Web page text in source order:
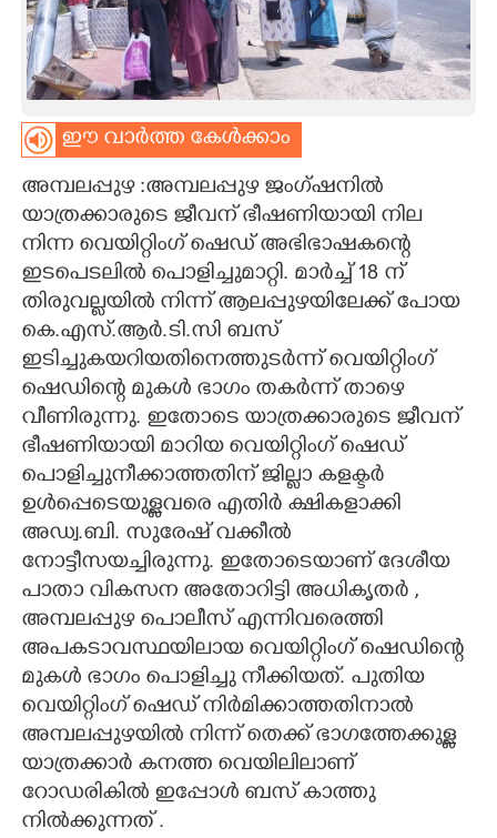
ART
ASTRO
CARTOONS
LITERATURE
ZOOM
CONTACT US
ഈ വാർത്ത കേൾക്കാം
അമ്പലപ്പുഴ :അമ്പലപ്പുഴ ജംഗ്ഷനിൽ
യാത്രക്കാരുടെ ജീവന് ഭീഷണിയായി നില
നിന്ന വെയിറ്റിംഗ് ഷെഡ് അഭിഭാഷകന്റെ
ഇടപെടലിൽ പൊളിച്ചുമാറ്റി. മാർച്ച് 18 ന്
തിരുവല്ലയിൽ നിന്ന് ആലപ്പുഴയിലേക്ക് പോയ
കെ.എസ്.ആർ.ടി.സി ബസ്
ഇടിച്ചുകയറിയതിനെത്തുടർന്ന് വെയിറ്റിംഗ്
ഷെഡിന്റെ മുകൾ ഭാഗം തകർന്ന് താഴെ
വീണിരുന്നു. ഇതോടെ യാത്രക്കാരുടെ ജീവന്
ഭീഷണിയായി മാറിയ വെയിറ്റിംഗ് ഷെഡ്
പൊളിച്ചുനീക്കാത്തതിന് ജില്ലാ കളക്ടർ
ഉൾപ്പെടെയുള്ളവരെ എതിർ ക്ഷികളാക്കി
അഡ്വ.ബി. സുരേഷ് വക്കീൽ
നോട്ടീസയച്ചിരുന്നു. ഇതോടെയാണ് ദേശീയ
പാതാ വികസന അതോറിട്ടി അധികൃതർ ,
അമ്പലപ്പുഴ പൊലീസ് എന്നിവരെത്തി
അപകടാവസ്ഥയിലായ വെയിറ്റിംഗ് ഷെഡിന്റെ
മുകൾ ഭാഗം പൊളിച്ചു നീക്കിയത്. പുതിയ
വെയിറ്റിംഗ് ഷെഡ് നിർമിക്കാത്തതിനാൽ
അമ്പലപ്പുഴയിൽ നിന്ന് തെക്ക് ഭാഗത്തേക്കുള്ള
യാത്രക്കാർ കനത്ത വെയിലിലാണ്
റോഡരികിൽ ഇപ്പോൾ ബസ് കാത്തു
നിൽക്കുന്നത് .